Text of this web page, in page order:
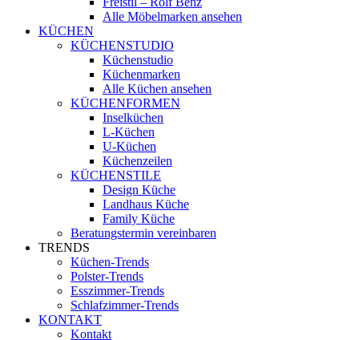
Alle Möbelmarken ansehen
KÜCHEN
KÜCHENSTUDIO
Küchenstudio
Küchenmarken
Alle Küchen ansehen
KÜCHENFORMEN
Inselküchen
L-Küchen
U-Küchen
Küchenzeilen
KÜCHENSTILE
Design Küche
Landhaus Küche
Family Küche
Beratungstermin vereinbaren
TRENDS
Küchen-Trends
Polster-Trends
Esszimmer-Trends
Schlafzimmer-Trends
KONTAKT
Kontakt